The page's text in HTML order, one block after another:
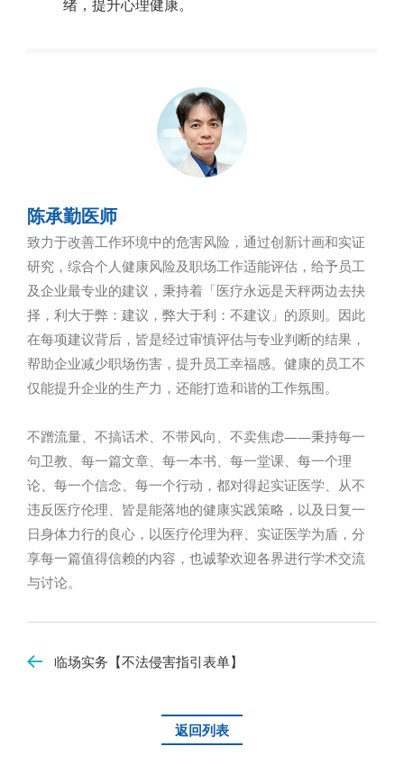
绪，提升心理健康。
陈承勤医师
致力于改善工作环境中的危害风险，通过创新计画和实证
研究，综合个人健康风险及职场工作适能评估，给予员工
及企业最专业的建议，秉持着「医疗永远是天秤两边去抉
择，利大于弊：建议，弊大于利：不建议」的原则。因此
在每项建议背后，皆是经过审慎评估与专业判断的结果，
帮助企业减少职场伤害，提升员工幸福感。健康的员工不
仅能提升企业的生产力，还能打造和谐的工作氛围。
不蹭流量、不搞话术、不带风向、不卖焦虑——秉持每一
句卫教、每一篇文章、每一本书、每一堂课、每一个理
论、每一个信念、每一个行动，都对得起实证医学、从不
违反医疗伦理、皆是能落地的健康实践策略，以及日复一
日身体力行的良心，以医疗伦理为秤、实证医学为盾，分
享每一篇值得信赖的内容，也诚挚欢迎各界进行学术交流
与讨论。
临场实务【不法侵害指引表单】
返回列表